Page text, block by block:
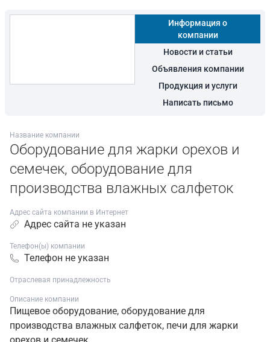
Информация о
компании
Новости и статьи
Объявления компании
Продукция и услуги
Написать письмо
Название компании
Оборудование для жарки орехов и
семечек, оборудование для
производства влажных салфеток
Адрес сайта компании в Интернет
Адрес сайта не указан
Телефон(ы) компании
Телефон не указан
Отраслевая принадлежность
Описание компании
Пищевое оборудование, оборудование для
производства влажных салфеток, печи для жарки